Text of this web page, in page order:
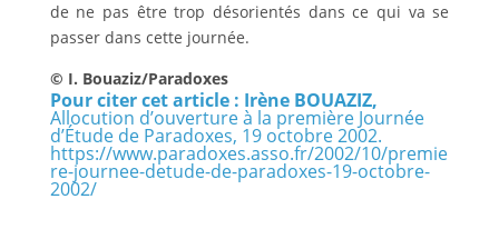
de ne pas être trop désorientés dans ce qui va se
passer dans cette journée.
© I. Bouaziz/Paradoxes
Pour citer cet article : Irène BOUAZIZ,
Allocution d’ouverture à la première Journée
d’Étude de Paradoxes, 19 octobre 2002.
https://www.paradoxes.asso.fr/2002/10/premie
re-journee-detude-de-paradoxes-19-octobre-
2002/